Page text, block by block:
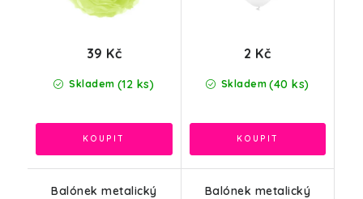
Skladem (12 ks)
39 Kč
Skladem (40 ks)
2 Kč
Balónek metalický
Balónek metalický